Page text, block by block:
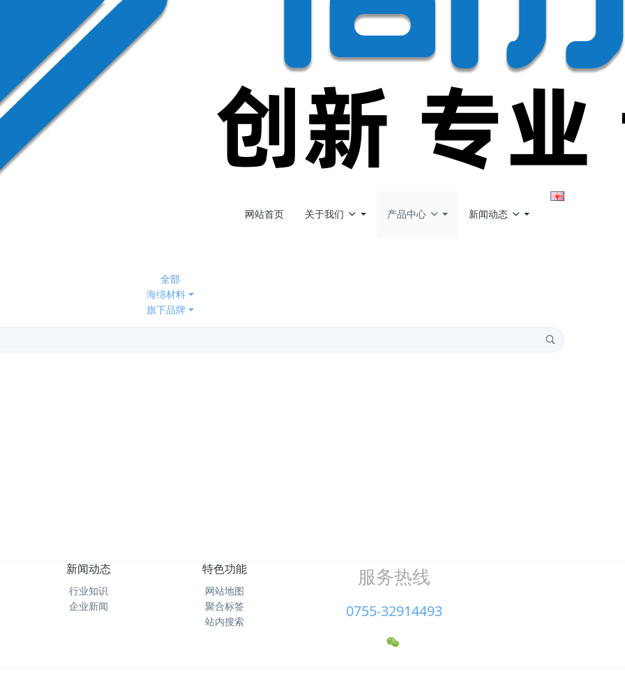
网站首页 关于我们 产品中心 新闻动态
全部
海绵材料
旗下品牌
新闻动态
行业知识
企业新闻
特色功能
网站地图
聚合标签
站内搜索
服务热线
0755-32914493